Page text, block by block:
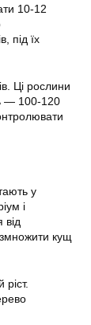
10-12
під їх
Ці рослини
— 100-120
у
і
від
кущ